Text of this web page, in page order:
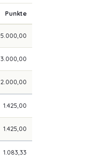
Punkte
5.000,00
3.000,00
2.000,00
1.425,00
1.425,00
1.083,33